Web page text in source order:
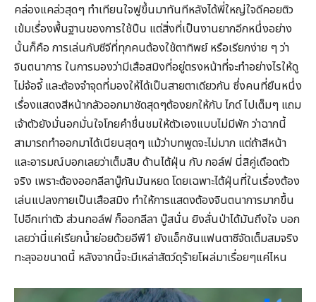
คล่องแคล่วสุดๆ ทำเทียนใจฟูขึ้นมาทันทีหลังได้พี่ใหญ่ใจดีคอยติว
เข้มเรื่องพื้นฐานของการใช้ปืน แต่สิ่งที่เป็นงานยากอีกหนึ่งอย่าง
นั้นก็คือ การเล่นกับซีจีที่ทุกคนต้องใช้ตาทิพย์ หรือเรียกง่าย ๆ ว่า
จินตนาการ ในการมองว่ามีเสือสมิงที่อยู่ตรงหน้าที่จะทำอย่างไรให้ดู
ไม่จ้อจี้ และต้องจำจุดที่มองให้ได้เป็นสายตาเดียวกัน ซึ่งคนที่ยืนหนึ่ง
เรื่องแสดงสีหน้ากลัวออกมาชัดสุดๆต้องยกให้กับ ไกด์ ไปเต็มๆ แถม
เจ้าตัวยังมั่นอกมั่นใจโกยคำชื่นชมให้ตัวเองแบบไม่มีพัก ว่าฉากนี้
สามารถทำออกมาได้เนียนสุดๆ แม้ว่าบทพูดจะไม่มาก แต่ถ้าสีหน้า
และอารมณ์บอกเลยว่าเต็มสิบ ด้านไต้ฝุ่น กับ กอล์ฟ นี่สิคู่เดือดตัว
จริง เพราะต้องออกลีลาบู๊กันมันหยด โดยเฉพาะไต้ฝุ่นที่ในเรื่องต้อง
เล่นแปลงกายเป็นเสือสมิง ทำให้การแสดงต้องจินตนาการมากขึ้น
ไปอีกเท่าตัว ส่วนกอล์ฟ ก็ออกลีลา บู๊สนั่น ยิงลั่นป่าได้มันถึงใจ บอก
เลยว่านี่แค่เรียกน้ำย่อยด้วยอีพี1 ยังแอ็กชันแฟนตาซีจัดเต็มสมจริง
ทะลุจอขนาดนี้ หลังจากนี้จะมีเหล่าสัตว์ดุร้ายโผล่มาเรื่อยๆแค่ไหน